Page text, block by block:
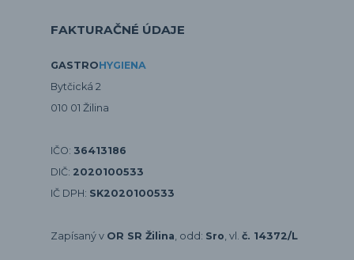
FAKTURAČNÉ ÚDAJE
GASTROHYGIENA
Bytčická 2
010 01 Žilina
IČO: 36413186
DIČ: 2020100533
IČ DPH: SK2020100533
Zapísaný v OR SR Žilina , odd: Sro , vl. č. 14372/L